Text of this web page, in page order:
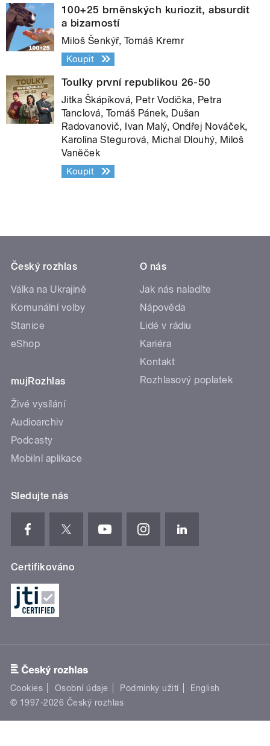
100+25 brněnských kuriozit, absurdit
a bizarností
Miloš Šenkýř, Tomáš Kremr
Koupit
Toulky první republikou 26-50
Jitka Škápíková, Petr Vodička, Petra
Tanclová, Tomáš Pánek, Dušan
Radovanovič, Ivan Malý, Ondřej Nováček,
Karolína Stegurová, Michal Dlouhý, Miloš
Vaněček
Koupit
Český rozhlas
Válka na Ukrajině
Komunální volby
Stanice
eShop
mujRozhlas
Živé vysílání
Audioarchiv
Podcasty
Mobilní aplikace
O nás
Jak nás naladíte
Nápověda
Lidé v rádiu
Kariéra
Kontakt
Rozhlasový poplatek
Sledujte nás
Certifikováno
Cookies Osobní údaje Podmínky užití
English
© 1997-2026 Český rozhlas